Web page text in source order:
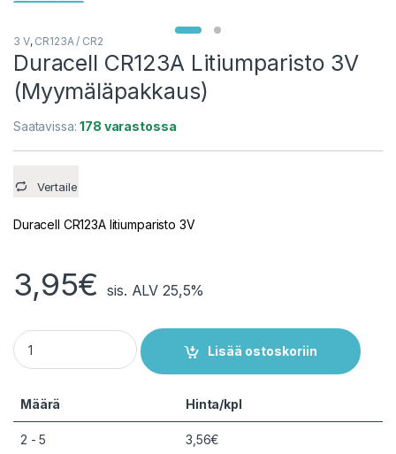
3 V, CR123A / CR2
Duracell CR123A Litiumparisto 3V
(Myymäläpakkaus)
Saatavissa:178 varastossa
Vertaile
Duracell CR123A litiumparisto 3V
3,95€ sis. ALV 25,5%
Duracell CR123A Litiumparisto 3V (Myymäläpakkaus)
Lisää ostoskoriin
Määrä Hinta/kpl
2 - 5 3,56€